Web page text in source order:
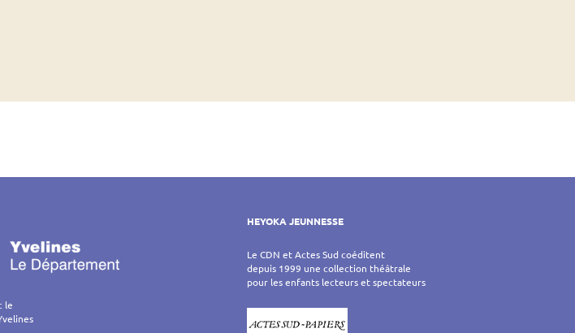
le
HEYOKA JEUNNESSE
Le CDN et Actes Sud coéditent
depuis 1999 une collection théâtrale
pour les enfants lecteurs et spectateurs